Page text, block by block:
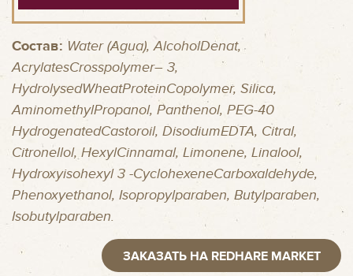
Состав: Water (Agua), AlcoholDenat,
AcrylatesCrosspolymer– 3,
HydrolysedWheatProteinCopolymer, Silica,
AminomethylPropanol, Panthenol, PEG-40
HydrogenatedCastoroil, DisodiumEDTA, Citral,
Citronellol, HexylCinnamal, Limonene, Linalool,
Hydroxyisohexyl 3 -CyclohexeneCarboxaldehyde,
Phenoxyethanol, Isopropylparaben, Butylparaben,
Isobutylparaben.
ЗАКАЗАТЬ НА REDHARE MARKET